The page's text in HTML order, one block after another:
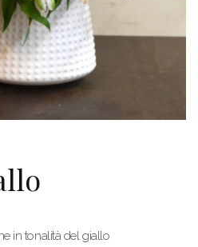
in tonalità del giallo